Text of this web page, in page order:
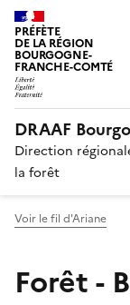
PRÉFÈTE
DE LA RÉGION
BOURGOGNE-
FRANCHE-COMTÉ
DRAAF
Direction
la forêt
Voir le fil d'Ariane
Forêt -